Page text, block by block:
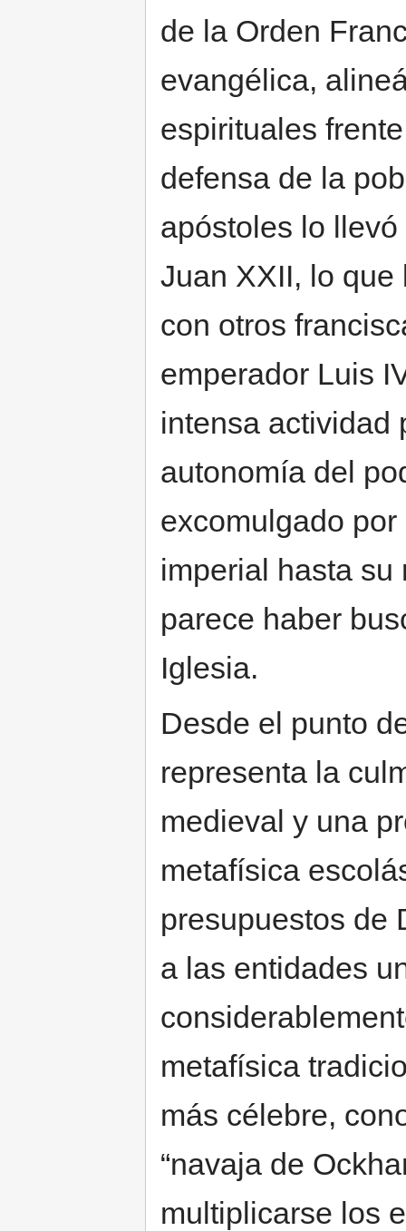
de la Orden
evangélica,
espirituales
defensa de la
apóstoles lo
Juan XXII, lo que
con otros
emperador Luis
intensa actividad
autonomía del
excomulgado
imperial hasta su
parece haber
Iglesia.
Desde el punto
representa la
medieval y una
metafísica
presupuestos de
a las entidades
metafísica
más célebre,
“navaja de
multiplicarse los